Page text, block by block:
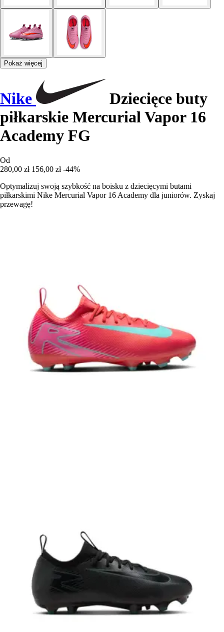
Pokaż więcej
Nike
Dziecięce buty
piłkarskie Mercurial Vapor 16
Academy FG
Od
280,00 zł 156,00 zł -44%
Optymalizuj swoją szybkość na boisku z dziecięcymi butami
piłkarskimi Nike Mercurial Vapor 16 Academy dla juniorów. Zyskaj
przewagę!